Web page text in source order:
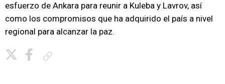
esfuerzo de Ankara para reunir a Kuleba y Lavrov, así
como los compromisos que ha adquirido el país a nivel
regional para alcanzar la paz.